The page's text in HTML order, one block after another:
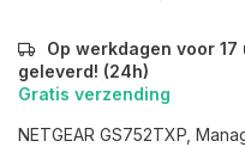
Op werkdagen voor
geleverd! (24h)
Gratis verzending
NETGEAR GS752TXP,